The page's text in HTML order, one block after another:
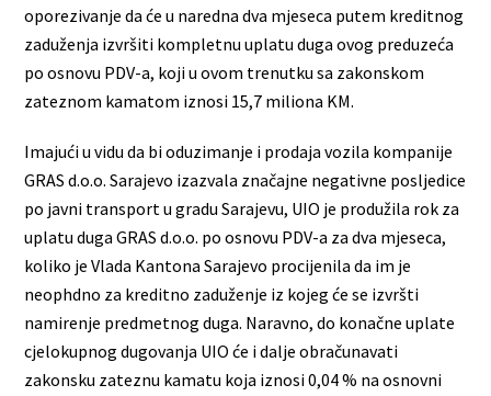
oporezivanje da će u naredna dva mjeseca putem kreditnog
zaduženja izvršiti kompletnu uplatu duga ovog preduzeća
po osnovu PDV-a, koji u ovom trenutku sa zakonskom
zateznom kamatom iznosi 15,7 miliona KM.
Imajući u vidu da bi oduzimanje i prodaja vozila kompanije
GRAS d.o.o. Sarajevo izazvala značajne negativne posljedice
po javni transport u gradu Sarajevu, UIO je produžila rok za
uplatu duga GRAS d.o.o. po osnovu PDV-a za dva mjeseca,
koliko je Vlada Kantona Sarajevo procijenila da im je
neophdno za kreditno zaduženje iz kojeg će se izvršti
namirenje predmetnog duga. Naravno, do konačne uplate
cjelokupnog dugovanja UIO će i dalje obračunavati
zakonsku zateznu kamatu koja iznosi 0,04 % na osnovni